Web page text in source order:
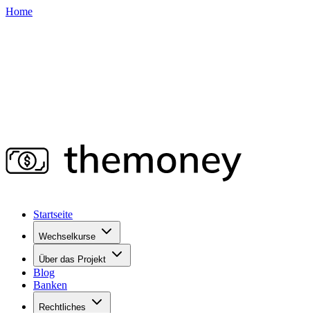
Home
Startseite
Wechselkurse
Über das Projekt
Blog
Banken
Rechtliches